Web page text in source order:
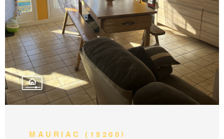
MAURIAC (15200)
VOIR LE BIEN